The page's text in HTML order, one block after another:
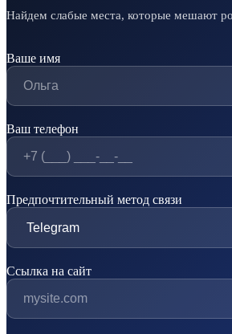
Найдем слабые места, которые мешают
Ваше имя
Ваш телефон
Предпочтительный метод связи
Ссылка на сайт